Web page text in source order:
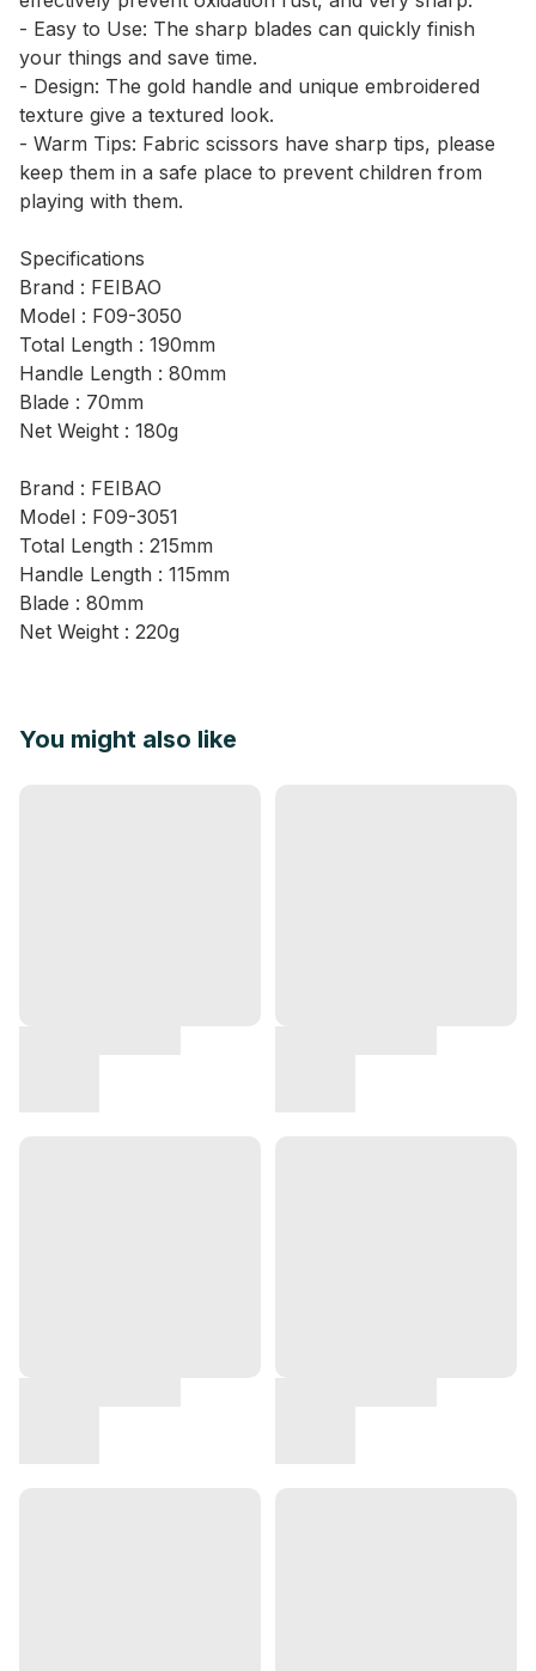
- Easy to Use: The sharp blades can quickly finish
your things and save time.
- Design: The gold handle and unique embroidered
texture give a textured look.
- Warm Tips: Fabric scissors have sharp tips, please
keep them in a safe place to prevent children from
playing with them.
Specifications
Brand : FEIBAO
Model : F09-3050
Total Length : 190mm
Handle Length : 80mm
Blade : 70mm
Net Weight : 180g
Brand : FEIBAO
Model : F09-3051
Total Length : 215mm
Handle Length : 115mm
Blade : 80mm
Net Weight : 220g
You might also like